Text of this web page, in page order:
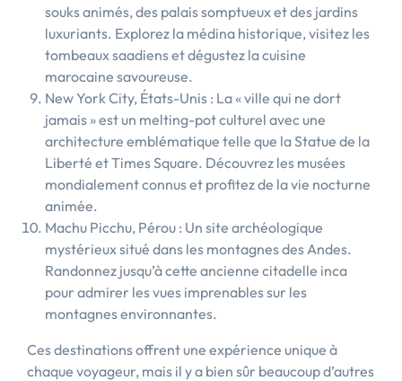
souks animés, des palais somptueux et des jardins
luxuriants. Explorez la médina historique, visitez les
tombeaux saadiens et dégustez la cuisine
marocaine savoureuse.
New York City, États-Unis : La « ville qui ne dort
jamais » est un melting-pot culturel avec une
architecture emblématique telle que la Statue de la
Liberté et Times Square. Découvrez les musées
mondialement connus et profitez de la vie nocturne
animée.
Machu Picchu, Pérou : Un site archéologique
mystérieux situé dans les montagnes des Andes.
Randonnez jusqu’à cette ancienne citadelle inca
pour admirer les vues imprenables sur les
montagnes environnantes.
Ces destinations offrent une expérience unique à
chaque voyageur, mais il y a bien sûr beaucoup d’autres